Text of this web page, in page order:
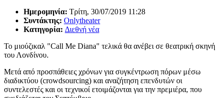
Ημερομηνία: Τρίτη, 30/07/2019 11:28
Συντάκτης: Onlytheater
Κατηγορία: Διεθνή νέα
Το μιούζικαλ "Call Me Diana" τελικά θα ανέβει σε θεατρική σκηνή
του Λονδίνου.
Μετά από προσπάθειες χρόνων για συγκέντρωση πόρων μέσω
διαδικτύου (crowdsourcing) και αναζήτηση επενδυτών οι
συντελεστές και οι τεχνικοί ετοιμάζονται για την πρεμιέρα, που